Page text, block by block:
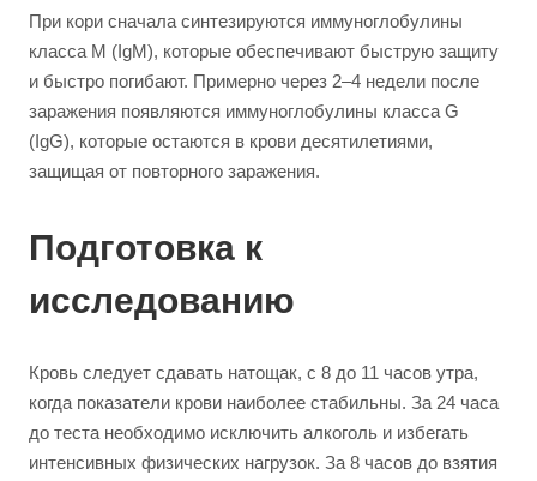
При кори сначала синтезируются иммуноглобулины
класса M (IgM), которые обеспечивают быструю защиту
и быстро погибают. Примерно через 2–4 недели после
заражения появляются иммуноглобулины класса G
(IgG), которые остаются в крови десятилетиями,
защищая от повторного заражения.
Подготовка к
исследованию
Кровь следует сдавать натощак, с 8 до 11 часов утра,
когда показатели крови наиболее стабильны. За 24 часа
до теста необходимо исключить алкоголь и избегать
интенсивных физических нагрузок. За 8 часов до взятия